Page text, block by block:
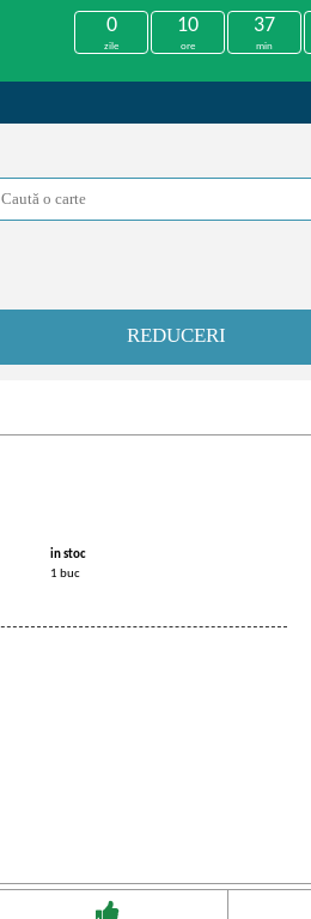
0
zile
10
ore
37
min
REDUCERI
in stoc
1 buc